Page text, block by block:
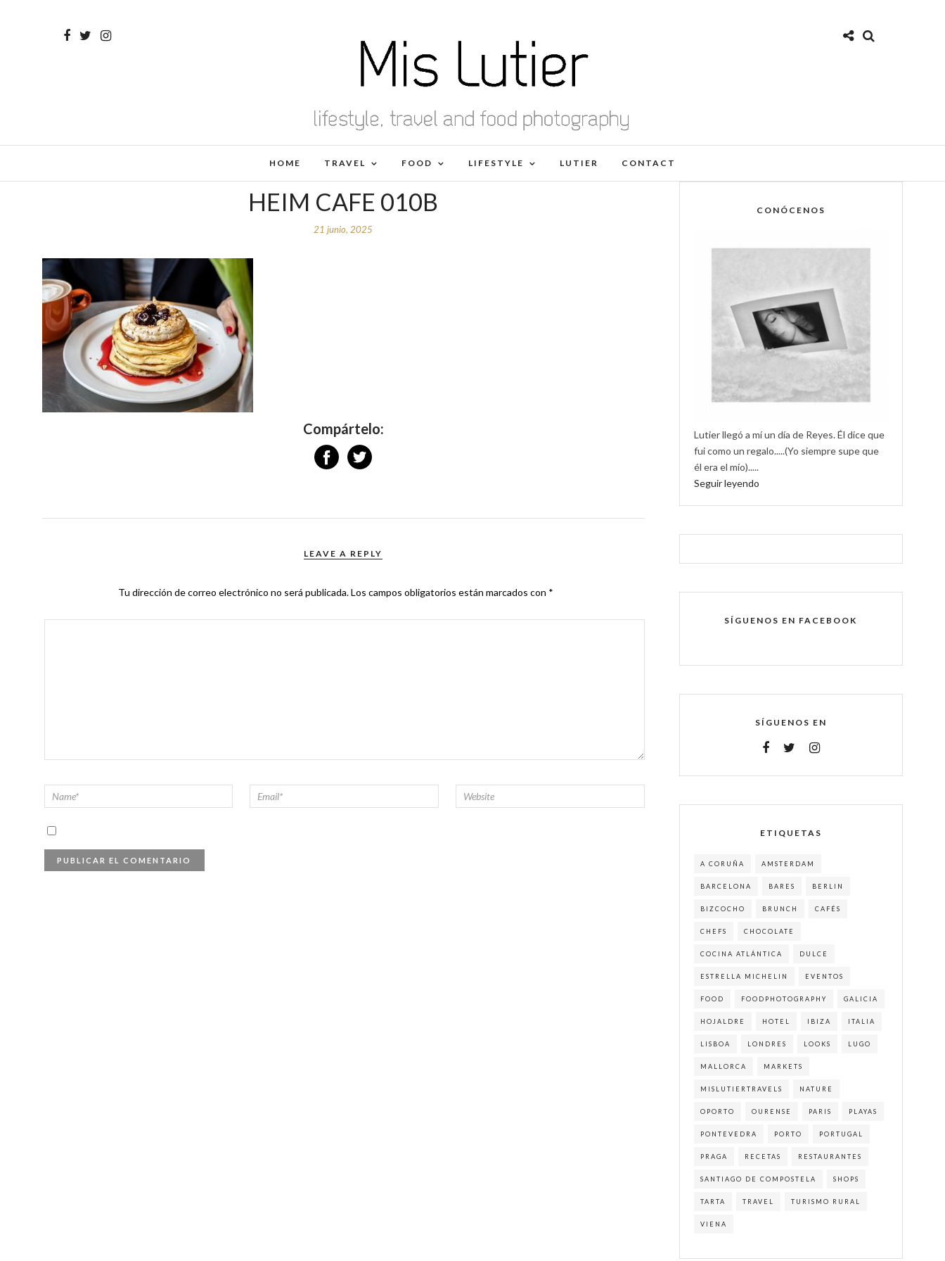
HOME TRAVEL FOOD LIFESTYLE LUTIER CONTACT
HEIM CAFE 010B
21 junio, 2025
Compártelo:
LEAVE A REPLY
Tu dirección de correo electrónico no será publicada.Los campos obligatorios están marcados con *
CONÓCENOS
Lutier llegó a mí un día de Reyes. Él dice que
fui como un regalo.....(Yo siempre supe que
él era el mío).....
Seguir leyendo
SÍGUENOS EN FACEBOOK
SÍGUENOS EN
ETIQUETAS
A CORUÑA AMSTERDAM
BARCELONA BARES BERLIN
BIZCOCHO BRUNCH CAFÉS
CHEFS CHOCOLATE
COCINA ATLÁNTICA DULCE
ESTRELLA MICHELIN EVENTOS
FOOD FOODPHOTOGRAPHY GALICIA
HOJALDRE HOTEL IBIZA ITALIA
LISBOA LONDRES LOOKS LUGO
MALLORCA MARKETS
MISLUTIERTRAVELS NATURE
OPORTO OURENSE PARIS PLAYAS
PONTEVEDRA PORTO PORTUGAL
PRAGA RECETAS RESTAURANTES
SANTIAGO DE COMPOSTELA SHOPS
TARTA TRAVEL TURISMO RURAL
VIENA